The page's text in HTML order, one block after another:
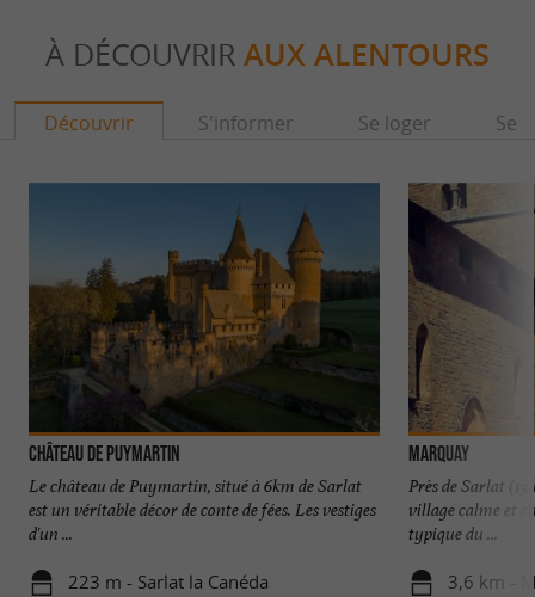
À DÉCOUVRIR AUX ALENTOURS
Découvrir S'informer Se loger Se
Château de Puymartin
Le château de Puymartin, situé à 6km de Sarlat
est un véritable décor de conte de fées. Les vestiges
d'un ...
223 m - Sarlat la Canéda
Marquay
Près de Sarlat
village calme et
typique du ...
3,6 km -